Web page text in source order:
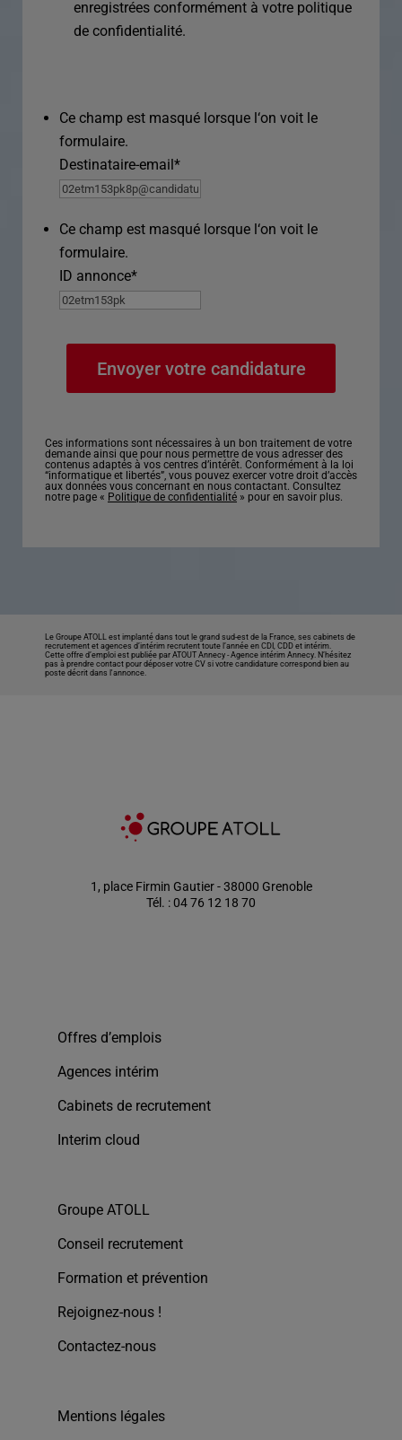
enregistrées conformément à votre politique
de confidentialité.
Ce champ est masqué lorsque l‘on voit le
formulaire.
Destinataire-email*
Ce champ est masqué lorsque l‘on voit le
formulaire.
ID annonce*
Ces informations sont nécessaires à un bon traitement de votre
demande ainsi que pour nous permettre de vous adresser des
contenus adaptés à vos centres d’intérêt. Conformément à la loi
“informatique et libertés”, vous pouvez exercer votre droit d’accès
aux données vous concernant en nous contactant. Consultez
notre page « Politique de confidentialité » pour en savoir plus.
Le Groupe ATOLL est implanté dans tout le grand sud-est de la France, ses cabinets de
recrutement et agences d’intérim recrutent toute l’année en CDI, CDD et intérim.
Cette offre d’emploi est publiée par ATOUT Annecy -Agence intérim Annecy. N’hésitez
pas à prendre contact pour déposer votre CV si votre candidature correspond bien au
poste décrit dans l'annonce.
1, place Firmin Gautier - 38000 Grenoble
Tél. : 04 76 12 18 70
Offres d’emplois
Agences intérim
Cabinets de recrutement
Interim cloud
Groupe ATOLL
Conseil recrutement
Formation et prévention
Rejoignez-nous !
Contactez-nous
Mentions légales